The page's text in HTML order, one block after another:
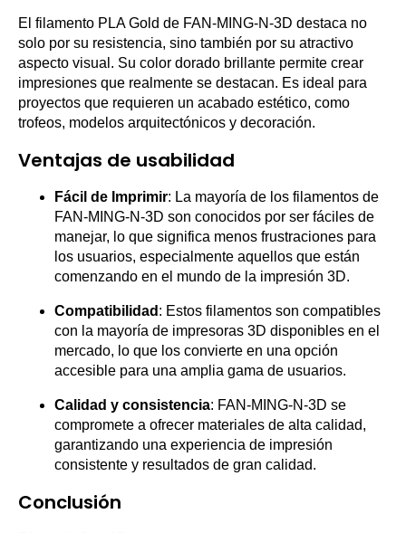
El filamento PLA Gold de FAN-MING-N-3D destaca no
solo por su resistencia, sino también por su atractivo
aspecto visual. Su color dorado brillante permite crear
impresiones que realmente se destacan. Es ideal para
proyectos que requieren un acabado estético, como
trofeos, modelos arquitectónicos y decoración.
Ventajas de usabilidad
Fácil de Imprimir: La mayoría de los filamentos de
FAN-MING-N-3D son conocidos por ser fáciles de
manejar, lo que significa menos frustraciones para
los usuarios, especialmente aquellos que están
comenzando en el mundo de la impresión 3D.
Compatibilidad : Estos filamentos son compatibles
con la mayoría de impresoras 3D disponibles en el
mercado, lo que los convierte en una opción
accesible para una amplia gama de usuarios.
Calidad y consistencia: FAN-MING-N-3D se
compromete a ofrecer materiales de alta calidad,
garantizando una experiencia de impresión
consistente y resultados de gran calidad.
Conclusión